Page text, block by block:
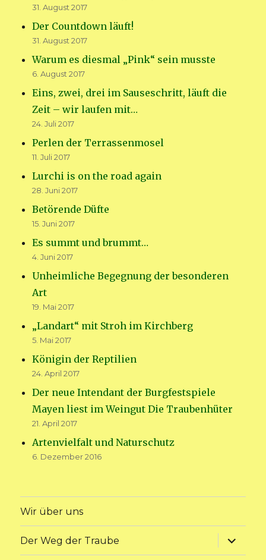
31. August 2017
Der Countdown läuft!
31. August 2017
Warum es diesmal „Pink“ sein musste
6. August 2017
Eins, zwei, drei im Sauseschritt, läuft die
Zeit – wir laufen mit…
24. Juli 2017
Perlen der Terrassenmosel
11. Juli 2017
Lurchi is on the road again
28. Juni 2017
Betörende Düfte
15. Juni 2017
Es summt und brummt…
4. Juni 2017
Unheimliche Begegnung der besonderen
Art
19. Mai 2017
„Landart“ mit Stroh im Kirchberg
5. Mai 2017
Königin der Reptilien
24. April 2017
Der neue Intendant der Burgfestspiele
Mayen liest im Weingut Die Traubenhüter
21. April 2017
Artenvielfalt und Naturschutz
6. Dezember 2016
Wir über uns
Der Weg der Traube